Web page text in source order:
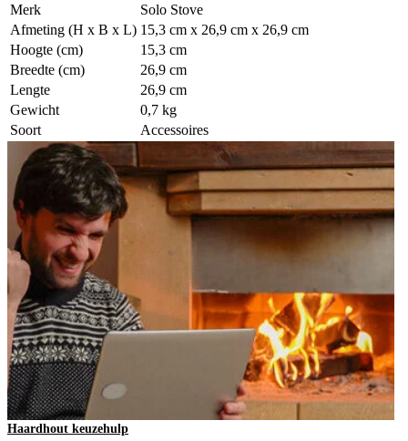
Merk
Solo Stove
Afmeting (H x B x L) 15,3 cm x 26,9 cm x 26,9 cm
Hoogte (cm)
15,3 cm
Breedte (cm)
26,9 cm
Lengte
26,9 cm
Gewicht
0,7 kg
Soort
Accessoires
Haardhout keuzehulp